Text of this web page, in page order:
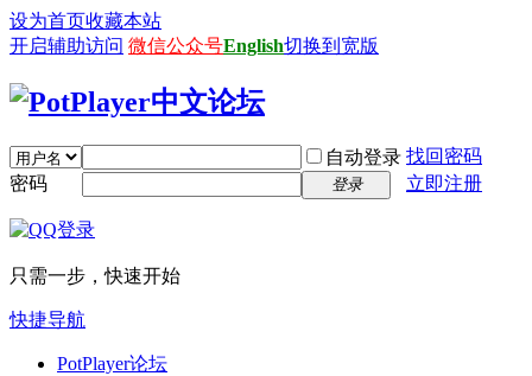
设为首页收藏本站
开启辅助访问 微信公众号English切换到宽版
自动登录 找回密码
密码
登录 立即注册
只需一步，快速开始
快捷导航
PotPlayer论坛